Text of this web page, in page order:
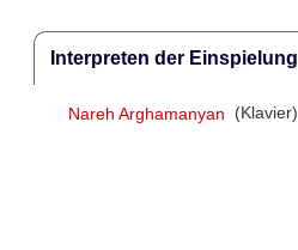
Interpreten der Einspielung
Nareh Arghamanyan (Klavier)